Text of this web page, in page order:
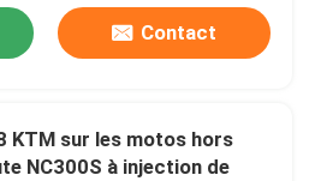
Contact
KTM sur les motos hors
NC300S à injection de